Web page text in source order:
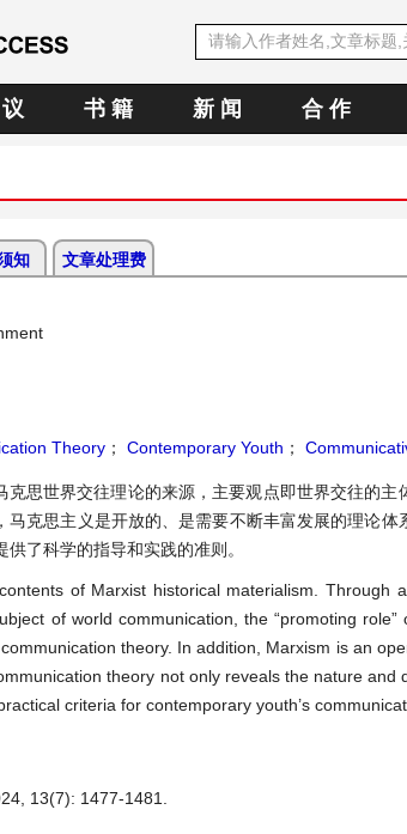
书 籍 新 闻 合 作
知 文章处理费
Theory ； Contemporary Youth ；
思世界交往理论的来源，主要观点即世界交往的主
克思主义是开放的、是需要不断丰富发展的理论体
了科学的指导和实践的准则。
of Marxist historical materialism. Through
of world communication, the “promoting role”
theory. In addition, Marxism is an
theory not only reveals the nature and
criteria for contemporary youth’s
13(7): 1477-1481.